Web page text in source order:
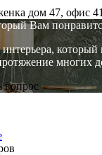
дом 47, офис 41
Вам
многих
вопрос